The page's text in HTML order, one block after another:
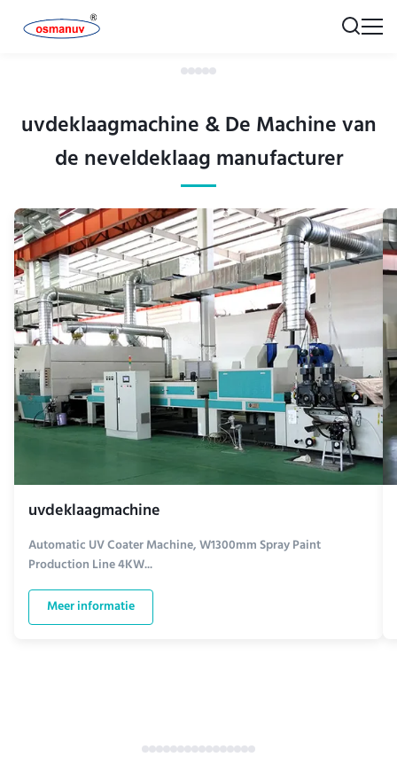
uvdeklaagmachine & De Machine van
de neveldeklaag manufacturer
uvdeklaagmachine
Automatic UV Coater Machine, W1300mm Spray Paint
Production Line 4KW...
Meer informatie